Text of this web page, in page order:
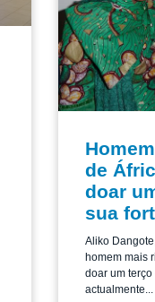
de
doar
sua
Aliko
homem mais
doar um terço
actualmente...